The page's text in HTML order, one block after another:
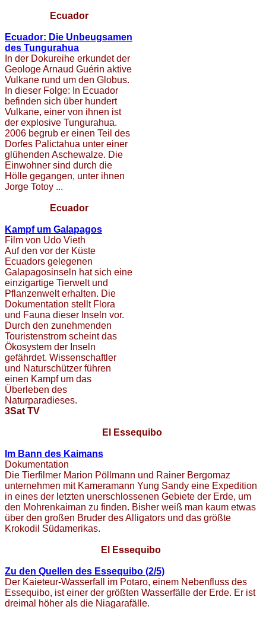
Ecuador
Ecuador: Die Unbeugsamen
des Tungurahua
In der Dokureihe erkundet der
Geologe Arnaud Guérin aktive
Vulkane rund um den Globus.
In dieser Folge: In Ecuador
befinden sich über hundert
Vulkane, einer von ihnen ist
der explosive Tungurahua.
2006 begrub er einen Teil des
Dorfes Palictahua unter einer
glühenden Aschewalze. Die
Einwohner sind durch die
Hölle gegangen, unter ihnen
Jorge Totoy ...
Ecuador
Kampf um Galapagos
Film von Udo Vieth
Auf den vor der Küste
Ecuadors gelegenen
Galapagosinseln hat sich eine
einzigartige Tierwelt und
Pflanzenwelt erhalten. Die
Dokumentation stellt Flora
und Fauna dieser Inseln vor.
Durch den zunehmenden
Touristenstrom scheint das
Ökosystem der Inseln
gefährdet. Wissenschaftler
und Naturschützer führen
einen Kampf um das
Überleben des
Naturparadieses.
3Sat TV
El Essequibo
Im Bann des Kaimans
Dokumentation
Die Tierfilmer Marion Pöllmann und Rainer Bergomaz
unternehmen mit Kameramann Yung Sandy eine Expedition
in eines der letzten unerschlossenen Gebiete der Erde, um
den Mohrenkaiman zu finden. Bisher weiß man kaum etwas
über den großen Bruder des Alligators und das größte
Krokodil Südamerikas.
El Essequibo
Zu den Quellen des Essequibo (2/5)
Der Kaieteur-Wasserfall im Potaro, einem Nebenfluss des
Essequibo, ist einer der größten Wasserfälle der Erde. Er ist
dreimal höher als die Niagarafälle.